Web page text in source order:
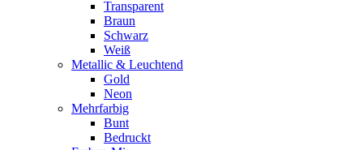
Transparent
Braun
Schwarz
Weiß
Metallic & Leuchtend
Gold
Neon
Mehrfarbig
Bunt
Bedruckt